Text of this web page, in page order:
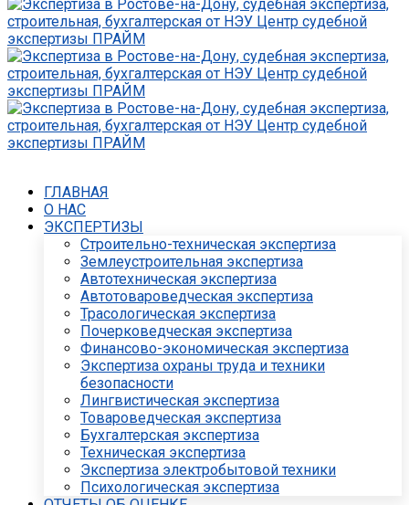
ГЛАВНАЯ
О НАС
ЭКСПЕРТИЗЫ
Строительно-техническая экспертиза
Землеустроительная экспертиза
Автотехническая экспертиза
Автотовароведческая экспертиза
Трасологическая экспертиза
Почерковедческая экспертиза
Финансово-экономическая экспертиза
Экспертиза охраны труда и техники
безопасности
Лингвистическая экспертиза
Товароведческая экспертиза
Бухгалтерская экспертиза
Техническая экспертиза
Экспертиза электробытовой техники
Психологическая экспертиза